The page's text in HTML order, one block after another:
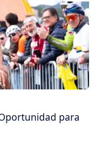
para